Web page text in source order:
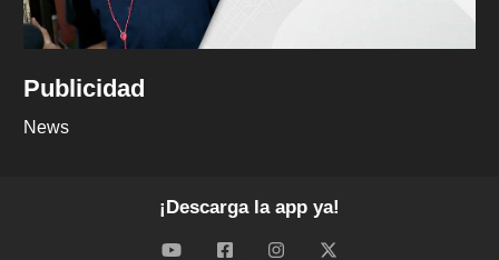
Publicidad
News
¡Descarga la app ya!